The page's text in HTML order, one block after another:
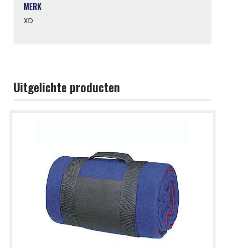
MERK
XD
Uitgelichte producten